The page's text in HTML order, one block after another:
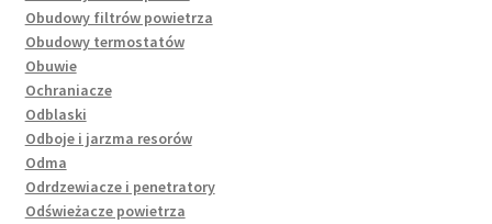
Obudowy filtrów powietrza
Obudowy termostatów
Obuwie
Ochraniacze
Odblaski
Odboje i jarzma resorów
Odma
Odrdzewiacze i penetratory
Odświeżacze powietrza